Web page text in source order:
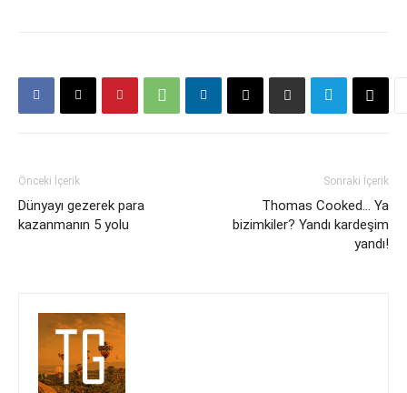
Önceki İçerik
Dünyayı gezerek para
kazanmanın 5 yolu
Sonraki İçerik
Thomas Cooked… Ya
bizimkiler? Yandı kardeşim
yandı!